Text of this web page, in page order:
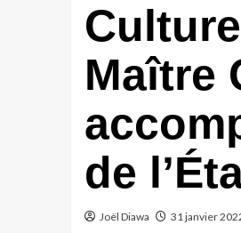
Maître
de
Joël Diawa 31 janvier